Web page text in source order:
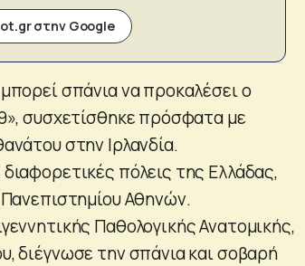
στην Google
σπάνια να προκαλέσει ο
συσχετίσθηκε πρόσφατα με
στην Ιρλανδία.
πόλεις της Ελλάδας,
Αθηνών.
Παθολογικής Ανατομικής,
διέγνωσε την σπάνια και σοβαρή